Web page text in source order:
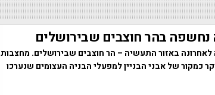
בהר חוצבים שבירושלים
באזור התעשיה – הר חוצבים שבירושלים. מחצבות
כמקור של אבני הבניין למפעלי הבניה העצומים שנערכו